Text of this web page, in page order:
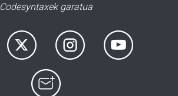
Codesyntaxek garatua